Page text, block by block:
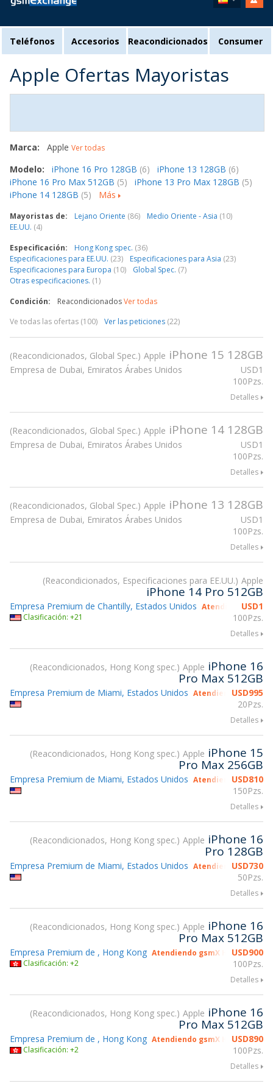
Teléfonos Accesorios Reacondicionados Consumer
Apple Ofertas Mayoristas
Marca: Apple Ver todas
Modelo: iPhone 16 Pro 128GB (6) iPhone 13 128GB (6)
iPhone 16 Pro Max 512GB (5) iPhone 13 Pro Max 128GB (5)
iPhone 14 128GB (5) Más
Mayoristas de: Lejano Oriente (86) Medio Oriente - Asia (10)
EE.UU. (4)
Especificación:
Hong Kong spec. (36)
Especificaciones para EE.UU. (23) Especificaciones para Asia (23)
Especificaciones para Europa (10) Global Spec. (7)
Otras especificaciones. (1)
Condición:
ReacondicionadosVer todas
Ve todas las ofertas (100)
Ver las peticiones (22)
Reacondicionados, Global Spec. Apple iPhone 15 128GB
USD1
100Pzs.
Empresa de Dubai, Emiratos Árabes Unidos
Detalles
Reacondicionados, Global Spec. Apple iPhone 14 128GB
USD1
100Pzs.
Empresa de Dubai, Emiratos Árabes Unidos
Detalles
Reacondicionados, Global Spec. Apple iPhone 13 128GB
USD1
100Pzs.
Empresa de Dubai, Emiratos Árabes Unidos
Detalles
Reacondicionados, Especificaciones para EE.UU. Apple
iPhone 14 Pro 512GB
USD1
100Pzs.
Empresa Premium de Chantilly, Estados Unidos Atendiendo gsmX
Clasificación: +21
Detalles
Reacondicionados, Hong Kong spec. Apple iPhone 16
Pro Max 512GB
USD995
20Pzs.
Empresa Premium de Miami, Estados Unidos Atendiendo gsmX
Detalles
Reacondicionados, Hong Kong spec. Apple iPhone 15
Pro Max 256GB
USD810
150Pzs.
Empresa Premium de Miami, Estados Unidos Atendiendo gsmX
Detalles
Reacondicionados, Hong Kong spec. Apple iPhone 16
Pro 128GB
USD730
50Pzs.
Empresa Premium de Miami, Estados Unidos Atendiendo gsmX
Detalles
Reacondicionados, Hong Kong spec. Apple iPhone 16
Pro Max 512GB
USD900
100Pzs.
Empresa Premium de , Hong Kong Atendiendo gsmX Hong Kong
Clasificación: +2
Detalles
Reacondicionados, Hong Kong spec. Apple iPhone 16
Pro Max 512GB
USD890
100Pzs.
Empresa Premium de , Hong Kong Atendiendo gsmX Hong Kong
Clasificación: +2
Detalles